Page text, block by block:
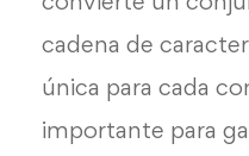
cadena de
única para cada
importante para